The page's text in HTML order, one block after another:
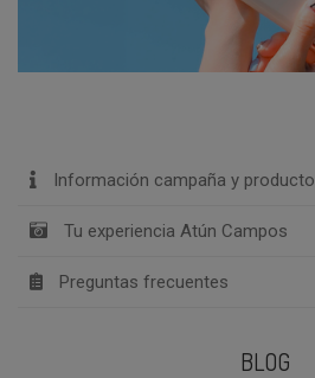
Información campaña y producto
Tu experiencia Atún Campos
Preguntas frecuentes
BLOG